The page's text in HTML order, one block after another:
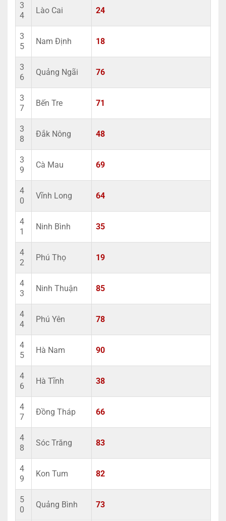
3
4
Lào Cai 24
3
5
Nam Định 18
3
6
Quảng Ngãi 76
3
7
Bến Tre 71
3
8
Đắk Nông 48
3
9
Cà Mau 69
4
0
Vĩnh Long 64
4
1
Ninh Bình 35
4
2
Phú Thọ 19
4
3
Ninh Thuận 85
4
4
Phú Yên 78
4
5
Hà Nam 90
4
6
Hà Tĩnh 38
4
7
Đồng Tháp 66
4
8
Sóc Trăng 83
4
9
Kon Tum 82
5
0
Quảng Bình 73